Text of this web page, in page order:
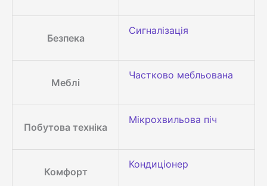
Безпека
Сигналізація
Меблі
Частково мебльована
Побутова техніка
Мікрохвильова піч
Комфорт
Кондиціонер